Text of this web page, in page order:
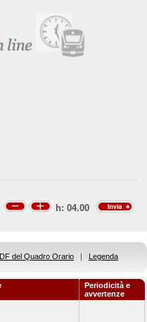
h: 04.00
del Quadro Orario | Legenda
Periodicità e
avvertenze